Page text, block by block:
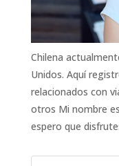
Chilena
Unidos. Aquí
relacionados con
otros Mi nombre
espero que